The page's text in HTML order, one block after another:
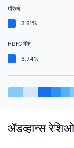
मॅरिको
3.81%
HDFC बँक
3.74%
ॲडव्हान्स रेशिओ